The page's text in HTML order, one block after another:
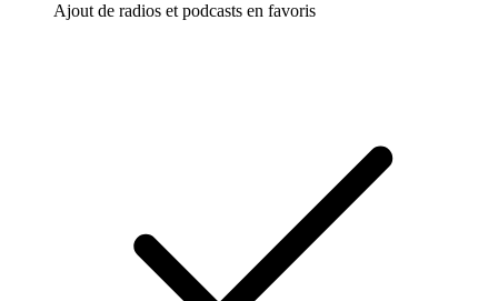
Ajout de radios et podcasts en favoris